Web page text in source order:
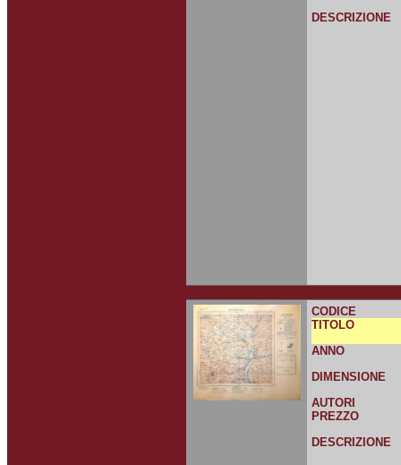
DESCRIZIONE
CODICE
TITOLO
ANNO
DIMENSIONE
AUTORI
PREZZO
DESCRIZIONE